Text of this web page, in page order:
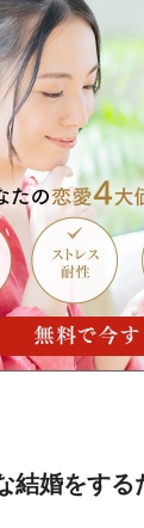
結婚をする